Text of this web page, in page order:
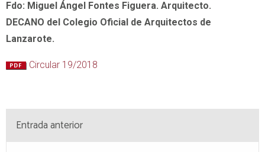
Fdo: Miguel Ángel Fontes Figuera. Arquitecto.
DECANO del Colegio Oficial de Arquitectos de
Lanzarote.
Circular 19/2018
Entrada anterior